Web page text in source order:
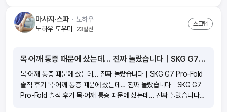
마사지·스파 ᆞ 노하우
노하우 도우미
23일전
스크랩
목·어깨 통증 때문에 샀는데… 진짜 놀랐습니다｜SKG G7 Pro-Fold 솔직 후기
목·어깨 통증 때문에 샀는데… 진짜 놀랐습니다｜SKG G7 Pro-Fold
솔직 후기 목·어깨 통증 때문에 샀는데… 진짜 놀랐습니다｜SKG G7
Pro-Fold 솔직 후기 목·어깨 통증 때문에 샀는데… 진짜 놀랐습니다｜